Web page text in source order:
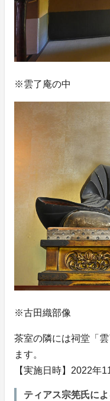
※雲了庵の中
※古田織部像
茶室の隣には祠堂「
ます。
【実施日時】2022年
ティアス宗筅氏に